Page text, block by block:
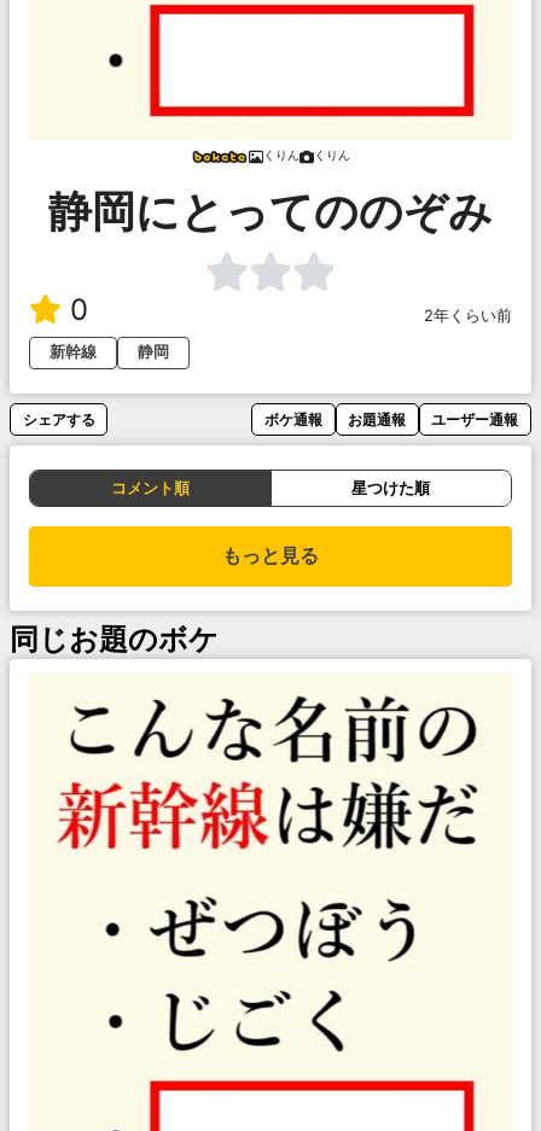
くりん くりん
静岡にとってののぞみ
0
2年くらい前
新幹線
静岡
シェアする ボケ通報 お題通報 ユーザー通報
コメント順 星つけた順
もっと見る
同じお題のボケ